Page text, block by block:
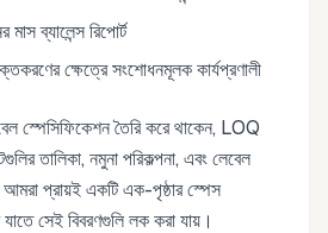
মাস ব্যালেন্স রিপোর্ট
ক্ষেত্রে সংশোধনমূলক কার্যপ্রণালী
স্পেসিফিকেশন তৈরি করে থাকেন, LOQ
তালিকা, নমুনা পরিকল্পনা, এবং লেবেল
প্রায়ই একটি এক-পৃষ্ঠার স্পেস
সেই বিবরণগুলি লক করা যায়।